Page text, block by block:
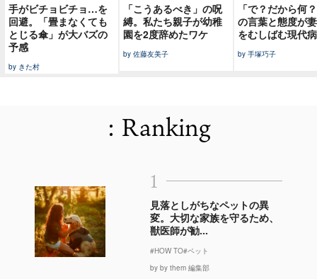
手がビチョビチョ…を
回避。「畳まなくても
とじる傘」が大バズの
予感
by きた村
「こうあるべき」の呪
縛。私たち親子が幼稚
園を2度辞めたワケ
by 佐藤友美子
「で？だから何
の言葉と態度が
をむしばむ現代病
by 手塚巧子
: Ranking
1
見落としがちなペットの異
変。大切な家族を守るため、
獣医師が勧...
#HOW TO#ペット
by by them 編集部